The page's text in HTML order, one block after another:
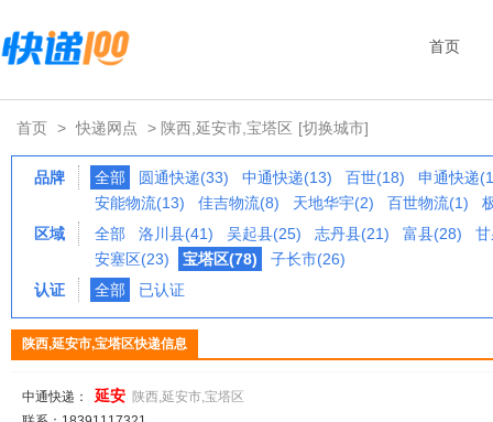
首页
首页 > 快递网点 > 陕西,延安市,宝塔区 [切换城市]
品牌 全部 圆通快递(33) 中通快递(13) 百世(18)
申通快递
安能物流(13)
佳吉物流(8) 天地华宇(2) 百世物流(1)
区域
全部 洛川县(41) 吴起县(25) 志丹县(21) 富县(28)
安塞区(23)
宝塔区(78)
子长市(26)
认证
全部 已认证
陕西,延安市,宝塔区快递信息
中通快递： 延安 陕西,延安市,宝塔区